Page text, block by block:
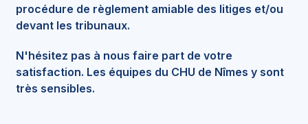
procédure de règlement amiable des litiges et/ou
devant les tribunaux.
N'hésitez pas à nous faire part de votre
satisfaction. Les équipes du CHU de Nîmes y sont
très sensibles.